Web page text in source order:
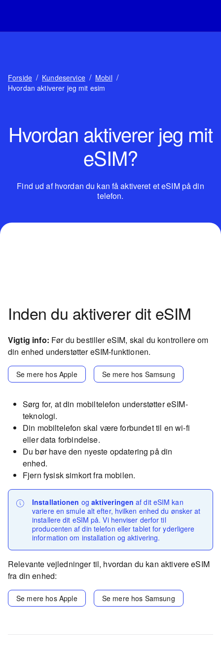
Forside / Kundeservice / Mobil /
Hvordan aktiverer jeg mit esim
Hvordan aktiverer jeg mit
eSIM?
Find ud af hvordan du kan få aktiveret et eSIM på din
telefon.
Inden du aktiverer dit eSIM
Vigtig info: Før du bestiller eSIM, skal du kontrollere om
din enhed understøtter eSIM-funktionen.
Se mere hos Apple Se mere hos Samsung
Sørg for, at din mobiltelefon understøtter eSIM-
teknologi.
Din mobiltelefon skal være forbundet til en wi-fi
eller data forbindelse.
Du bør have den nyeste opdatering på din
enhed.
Fjern fysisk simkort fra mobilen.
Installationen og aktiveringen af dit eSIM kan
variere en smule alt efter, hvilken enhed du ønsker at
installere dit eSIM på. Vi henviser derfor til
producenten af din telefon eller tablet for yderligere
information om installation og aktivering.
Relevante vejledninger til, hvordan du kan aktivere eSIM
fra din enhed:
Se mere hos Apple Se mere hos Samsung